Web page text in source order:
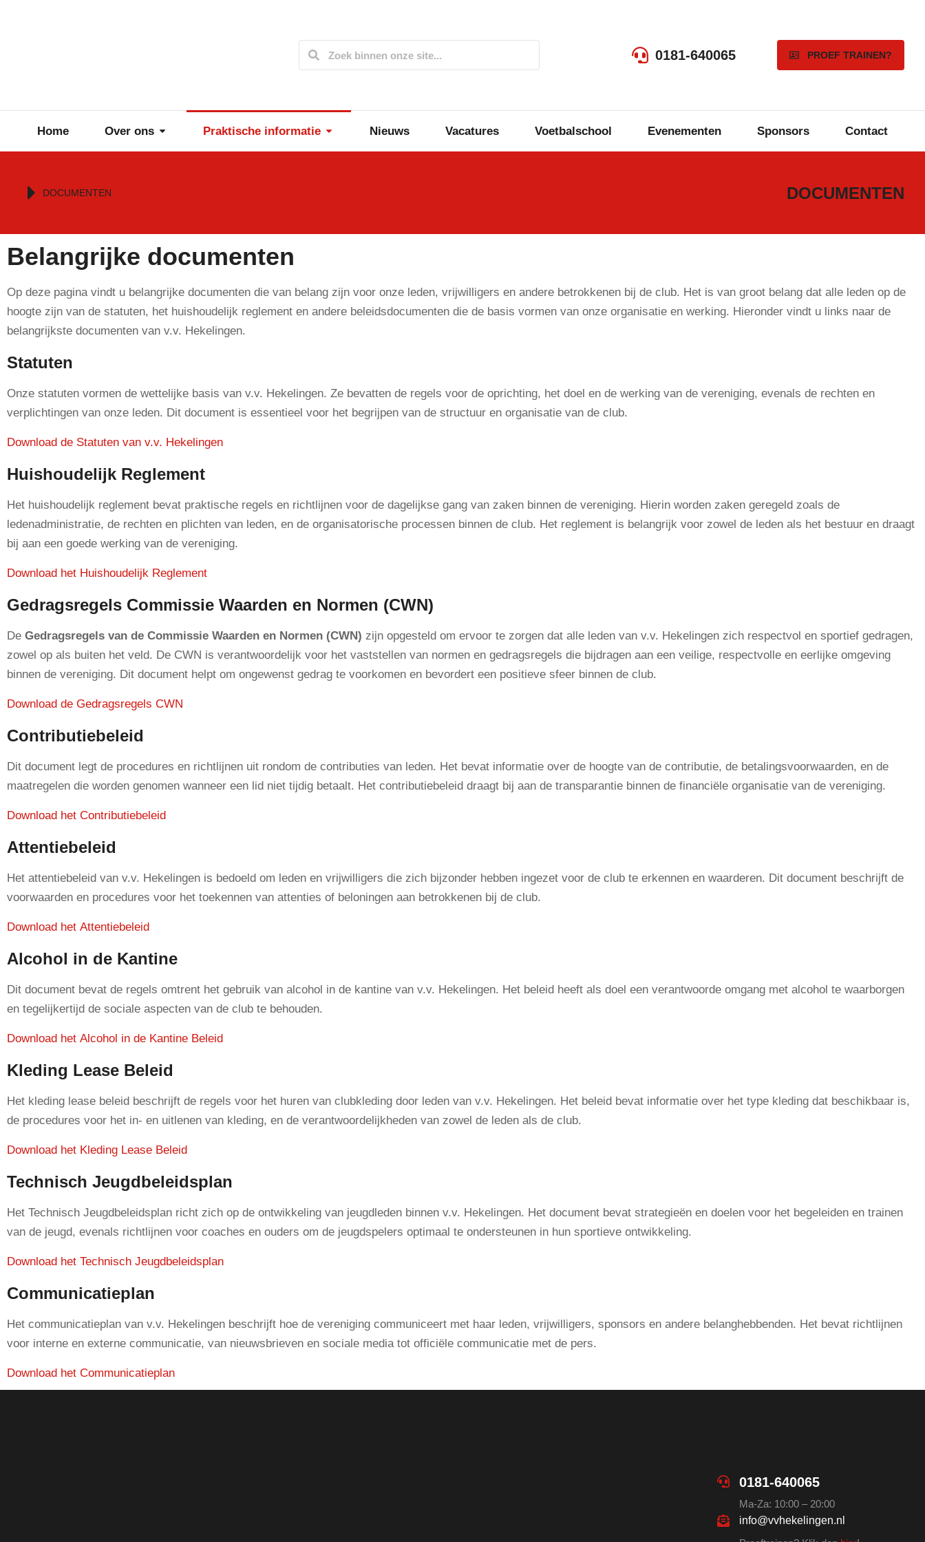
0181-640065 PROEF TRAINEN?
Home Over ons Praktische informatie Nieuws Vacatures Voetbalschool Evenementen Sponsors Contact
Je bent hier:
DOCUMENTEN DOCUMENTEN
Belangrijke documenten
Op deze pagina vindt u belangrijke documenten die van belang zijn voor onze leden, vrijwilligers en andere betrokkenen bij de club. Het is van groot belang dat alle leden op de
hoogte zijn van de statuten, het huishoudelijk reglement en andere beleidsdocumenten die de basis vormen van onze organisatie en werking. Hieronder vindt u links naar de
belangrijkste documenten van v.v. Hekelingen.
Statuten
Onze statuten vormen de wettelijke basis van v.v. Hekelingen. Ze bevatten de regels voor de oprichting, het doel en de werking van de vereniging, evenals de rechten en
verplichtingen van onze leden. Dit document is essentieel voor het begrijpen van de structuur en organisatie van de club.
Download de Statuten van v.v. Hekelingen
Huishoudelijk Reglement
Het huishoudelijk reglement bevat praktische regels en richtlijnen voor de dagelijkse gang van zaken binnen de vereniging. Hierin worden zaken geregeld zoals de
ledenadministratie, de rechten en plichten van leden, en de organisatorische processen binnen de club. Het reglement is belangrijk voor zowel de leden als het bestuur en draagt
bij aan een goede werking van de vereniging.
Download het Huishoudelijk Reglement
Gedragsregels Commissie Waarden en Normen (CWN)
De Gedragsregels van de Commissie Waarden en Normen (CWN) zijn opgesteld om ervoor te zorgen dat alle leden van v.v. Hekelingen zich respectvol en sportief gedragen,
zowel op als buiten het veld. De CWN is verantwoordelijk voor het vaststellen van normen en gedragsregels die bijdragen aan een veilige, respectvolle en eerlijke omgeving
binnen de vereniging. Dit document helpt om ongewenst gedrag te voorkomen en bevordert een positieve sfeer binnen de club.
Download de Gedragsregels CWN
Contributiebeleid
Dit document legt de procedures en richtlijnen uit rondom de contributies van leden. Het bevat informatie over de hoogte van de contributie, de betalingsvoorwaarden, en de
maatregelen die worden genomen wanneer een lid niet tijdig betaalt. Het contributiebeleid draagt bij aan de transparantie binnen de financiële organisatie van de vereniging.
Download het Contributiebeleid
Attentiebeleid
Het attentiebeleid van v.v. Hekelingen is bedoeld om leden en vrijwilligers die zich bijzonder hebben ingezet voor de club te erkennen en waarderen. Dit document beschrijft de
voorwaarden en procedures voor het toekennen van attenties of beloningen aan betrokkenen bij de club.
Download het Attentiebeleid
Alcohol in de Kantine
Dit document bevat de regels omtrent het gebruik van alcohol in de kantine van v.v. Hekelingen. Het beleid heeft als doel een verantwoorde omgang met alcohol te waarborgen
en tegelijkertijd de sociale aspecten van de club te behouden.
Download het Alcohol in de Kantine Beleid
Kleding Lease Beleid
Het kleding lease beleid beschrijft de regels voor het huren van clubkleding door leden van v.v. Hekelingen. Het beleid bevat informatie over het type kleding dat beschikbaar is,
de procedures voor het in- en uitlenen van kleding, en de verantwoordelijkheden van zowel de leden als de club.
Download het Kleding Lease Beleid
Technisch Jeugdbeleidsplan
Het Technisch Jeugdbeleidsplan richt zich op de ontwikkeling van jeugdleden binnen v.v. Hekelingen. Het document bevat strategieën en doelen voor het begeleiden en trainen
van de jeugd, evenals richtlijnen voor coaches en ouders om de jeugdspelers optimaal te ondersteunen in hun sportieve ontwikkeling.
Download het Technisch Jeugdbeleidsplan
Communicatieplan
Het communicatieplan van v.v. Hekelingen beschrijft hoe de vereniging communiceert met haar leden, vrijwilligers, sponsors en andere belanghebbenden. Het bevat richtlijnen
voor interne en externe communicatie, van nieuwsbrieven en sociale media tot officiële communicatie met de pers.
Download het Communicatieplan
0181-640065
Ma-Za: 10:00 – 20:00
info@vvhekelingen.nl